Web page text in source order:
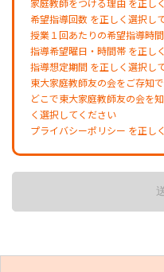
家庭教師をつける理由 を正し
希望指導回数 を正しく選択し
授業１回あたりの希望指導時
指導希望曜日・時間帯 を正し
指導想定期間 を正しく選択し
東大家庭教師友の会をご存知
どこで東大家庭教師友の会を
く選択してください
プライバシーポリシー を正し